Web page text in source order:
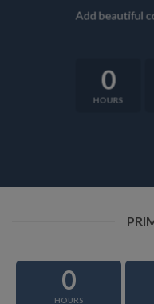
Add beautiful
0
HOURS
0
HOURS